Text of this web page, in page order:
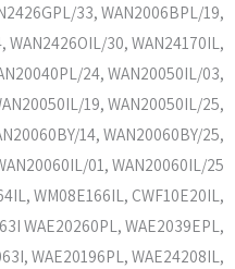
33, WAN2006BPL/19,
30, WAN24170IL,
24, WAN20050IL/03,
19, WAN20050IL/25,
14, WAN20060BY/25,
01, WAN20060IL/25,
WM08E166IL, CWF10E20IL,
WAE20260PL, WAE2039EPL,
WAE20196PL, WAE24208IL,